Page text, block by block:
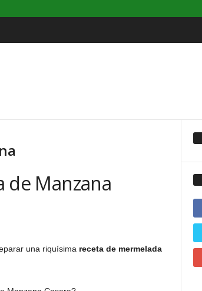
de Manzana
una riquísima receta de mermelada